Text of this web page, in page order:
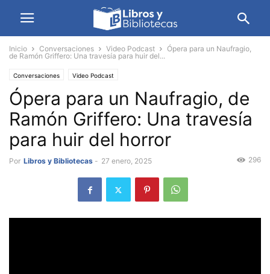
Inicio Conversaciones Video Podcast
Ópera para un Naufragio,
de Ramón Griffero: Una travesía para huir del...
Conversaciones Video Podcast
Ópera para un Naufragio, de
Ramón Griffero: Una travesía
para huir del horror
Por Libros y Bibliotecas - 27 enero, 2025 296